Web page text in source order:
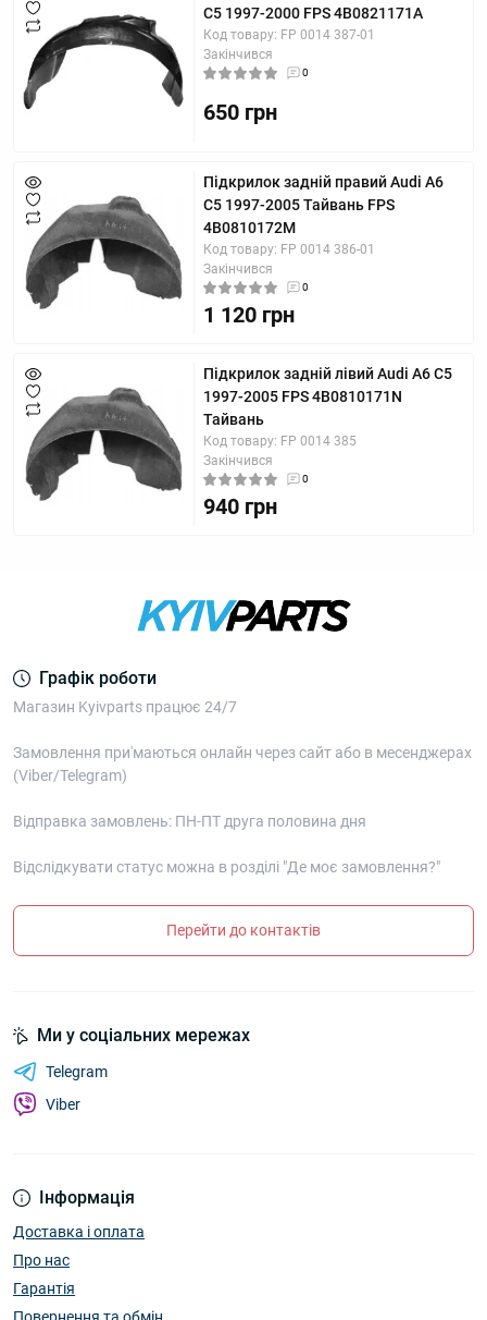
C5 1997-2000 FPS 4B0821171A
Код товару: FP 0014 387-01
Закінчився
0
650 грн
Підкрилок задній правий Audi A6
C5 1997-2005 Тайвань FPS
4B0810172M
Код товару: FP 0014 386-01
Закінчився
0
1 120 грн
Підкрилок задній лівий Audi A6 C5
1997-2005 FPS 4B0810171N
Тайвань
Код товару: FP 0014 385
Закінчився
0
940 грн
Графік роботи
Магазин Kyivparts працює 24/7
Замовлення при'маються онлайн через сайт або в месенджерах
(Viber/Telegram)
Відправка замовлень: ПН-ПТ друга половина дня
Відслідкувати статус можна в розділі "Де моє замовлення?"
Перейти до контактів
Інформація
Доставка і оплата
Про нас
Гарантія
Ми у соціальних мережах
Telegram
Viber